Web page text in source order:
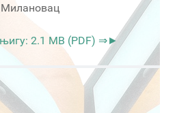
2.1 MB (PDF) ⇒►